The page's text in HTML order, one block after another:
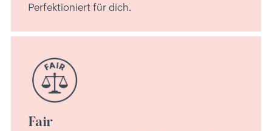
Perfektioniert für dich.
Fair